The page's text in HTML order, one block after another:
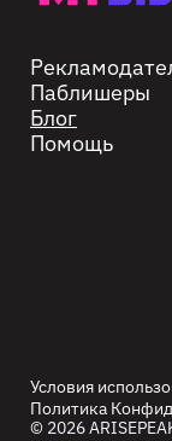
Паблишеры
Блог
Помощь
Условия
Политика